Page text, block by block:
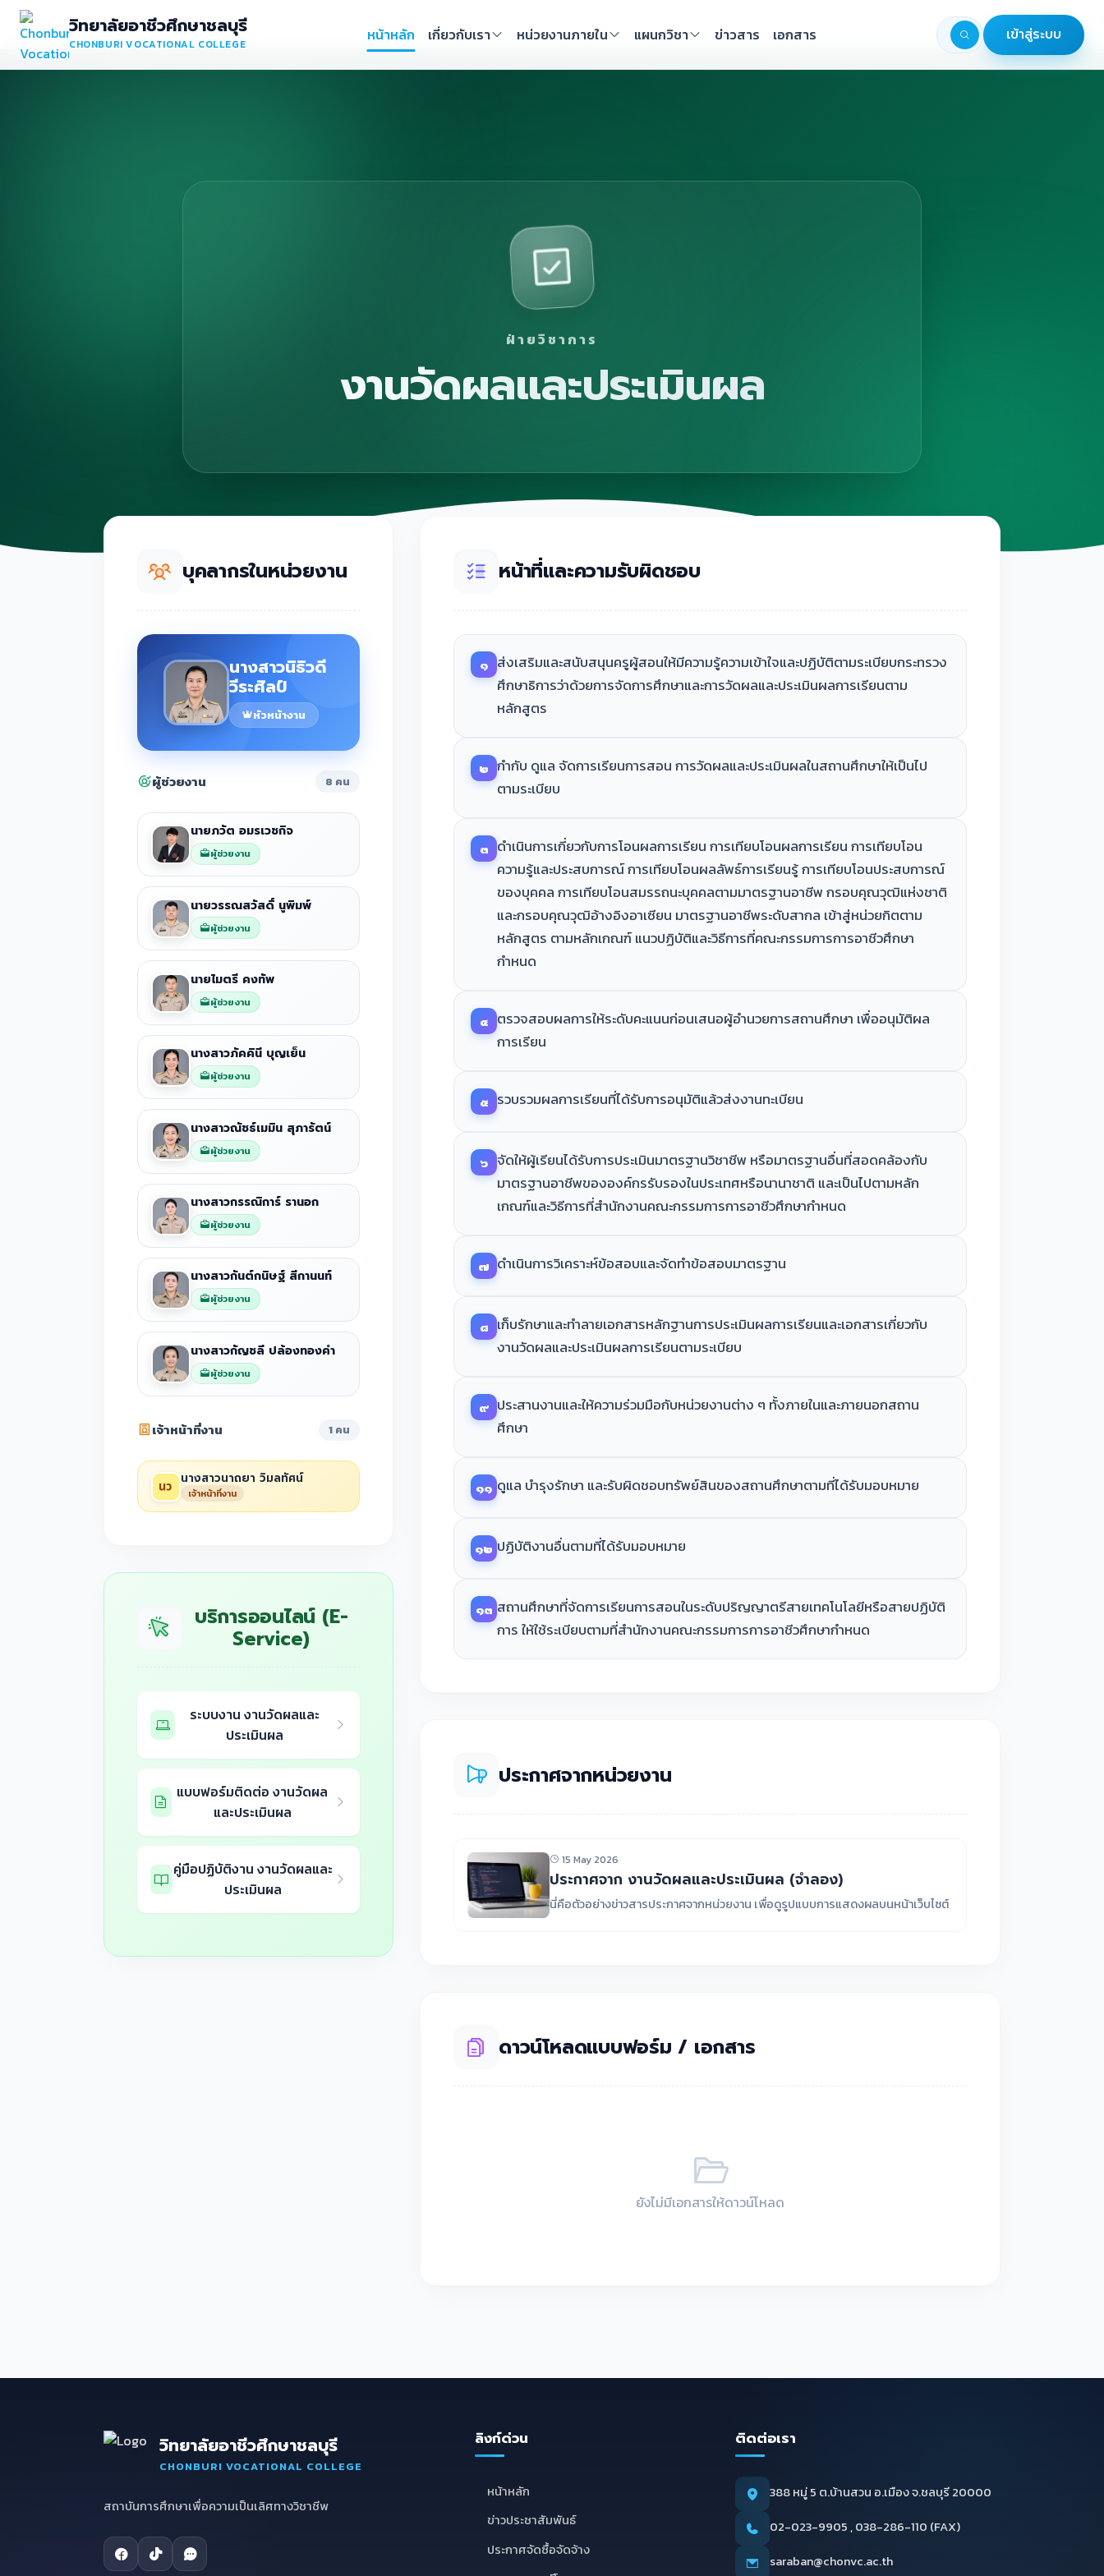
วิทยาลัยอาชีวศึกษาชลบุรี
CHONBURI VOCATIONAL COLLEGE
หน้าหลัก เกี่ยวกับเรา หน่วยงานภายใน แผนกวิชา ข่าวสาร เอกสาร เข้าสู่ระบบ
ฝ่ายวิชาการ
งานวัดผลและประเมินผล
บุคลากรในหน่วยงาน
นางสาวนิธิวดี
วีระศิลป์
หัวหน้างาน
ผู้ช่วยงาน 8 คน
นายภวัต อมรเวชกิจ
ผู้ช่วยงาน
นายวรรณสวัสดิ์ นูพิมพ์
ผู้ช่วยงาน
นายไมตรี คงทัพ
ผู้ช่วยงาน
นางสาวภัคคินี บุญเย็น
ผู้ช่วยงาน
นางสาวณัชธ์เมมิน สุภารัตน์
ผู้ช่วยงาน
นางสาวกรรณิการ์ รานอก
ผู้ช่วยงาน
นางสาวกันต์กนิษฐ์ สีกานนท์
ผู้ช่วยงาน
นางสาวกัญชลี ปล้องทองคำ
ผู้ช่วยงาน
เจ้าหน้าที่งาน 1 คน
นางสาวนาถยา วิมลทัศน์
เจ้าหน้าที่งาน
บริการออนไลน์ (E-
Service)
ระบบงาน งานวัดผลและ
ประเมินผล
แบบฟอร์มติดต่อ งานวัดผล
และประเมินผล
คู่มือปฏิบัติงาน งานวัดผลและ
ประเมินผล
หน้าที่และความรับผิดชอบ
๑ ส่งเสริมและสนับสนุนครูผู้สอนให้มีความรู้ความเข้าใจและปฏิบัติตามระเบียบกระทรวง
ศึกษาธิการว่าด้วยการจัดการศึกษาและการวัดผลและประเมินผลการเรียนตาม
หลักสูตร
๒ กำกับ ดูแล จัดการเรียนการสอน การวัดผลและประเมินผลในสถานศึกษาให้เป็นไป
ตามระเบียบ
๓ ดำเนินการเกี่ยวกับการโอนผลการเรียน การเทียบโอนผลการเรียน การเทียบโอน
ความรู้และประสบการณ์ การเทียบโอนผลลัพธ์การเรียนรู้ การเทียบโอนประสบการณ์
ของบุคคล การเทียบโอนสมรรถนะบุคคลตามมาตรฐานอาชีพ กรอบคุณวุฒิแห่งชาติ
และกรอบคุณวุฒิอ้างอิงอาเซียน มาตรฐานอาชีพระดับสากล เข้าสู่หน่วยกิตตาม
หลักสูตร ตามหลักเกณฑ์ แนวปฏิบัติและวิธีการที่คณะกรรมการการอาชีวศึกษา
กำหนด
๔ ตรวจสอบผลการให้ระดับคะแนนก่อนเสนอผู้อำนวยการสถานศึกษา เพื่ออนุมัติผล
การเรียน
๕ รวบรวมผลการเรียนที่ได้รับการอนุมัติแล้วส่งงานทะเบียน
๖ จัดให้ผู้เรียนได้รับการประเมินมาตรฐานวิชาชีพ หรือมาตรฐานอื่นที่สอดคล้องกับ
มาตรฐานอาชีพขององค์กรรับรองในประเทศหรือนานาชาติ และเป็นไปตามหลัก
เกณฑ์และวิธีการที่สำนักงานคณะกรรมการการอาชีวศึกษากำหนด
๗ ดำเนินการวิเคราะห์ข้อสอบและจัดทำข้อสอบมาตรฐาน
๘ เก็บรักษาและทำลายเอกสารหลักฐานการประเมินผลการเรียนและเอกสารเกี่ยวกับ
งานวัดผลและประเมินผลการเรียนตามระเบียบ
๙ ประสานงานและให้ความร่วมมือกับหน่วยงานต่าง ๆ ทั้งภายในและภายนอกสถาน
ศึกษา
๑๑ ดูแล บำรุงรักษา และรับผิดชอบทรัพย์สินของสถานศึกษาตามที่ได้รับมอบหมาย
๑๒ ปฏิบัติงานอื่นตามที่ได้รับมอบหมาย
๑๓ สถานศึกษาที่จัดการเรียนการสอนในระดับปริญญาตรีสายเทคโนโลยีหรือสายปฏิบัติ
การ ให้ใช้ระเบียบตามที่สำนักงานคณะกรรมการการอาชีวศึกษากำหนด
ประกาศจากหน่วยงาน
15 May 2026
ประกาศจาก งานวัดผลและประเมินผล (จำลอง)
นี่คือตัวอย่างข่าวสารประกาศจากหน่วยงาน เพื่อดูรูปแบบการแสดงผลบนหน้าเว็บไซต์
ดาวน์โหลดแบบฟอร์ม / เอกสาร
ยังไม่มีเอกสารให้ดาวน์โหลด
วิทยาลัยอาชีวศึกษาชลบุรี
CHONBURI VOCATIONAL COLLEGE
สถาบันการศึกษาเพื่อความเป็นเลิศทางวิชาชีพ
ลิงก์ด่วน
หน้าหลัก
ข่าวประชาสัมพันธ์
ประกาศจัดซื้อจัดจ้าง
ติดต่อเรา
388 หมู่ 5 ต.บ้านสวน อ.เมือง จ.ชลบุรี 20000
02-023-9905 , 038-286-110 (FAX)
saraban@chonvc.ac.th